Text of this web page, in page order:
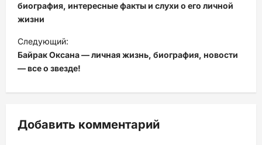
в
и
г
а
я
з
биография, интересные факты и слухи о его личной
жизни
Следующий:
Байрак Оксана — личная жизнь, биография, новости
— все о звезде!
Добавить комментарий